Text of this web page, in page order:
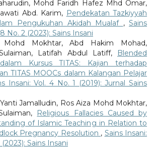
Mohd Faridh Hafez Mhd Omar,
Abd. Karim, Pendekatan Tazkiyyah
Pengukuhan Akidah Mualaf ,Sains
No. 2 (2023): Sains Insani
Mohd Mokhtar, Abd Hakim Mohad,
Latifah Abdul Latiff,
Blended
Kursus TITAS: Kajian terhadap
TITAS MOOCs dalam Kalangan Pelajar
Insani: Vol. 4 No. 1 (2019): Jurnal Sains
Jamalludin, Ros Aiza Mohd Mokhtar,
Religious Fallacies Caused by
of Islamic Teaching in Relation to
Pregnancy Resolution , Sains Insani:
Sains Insani